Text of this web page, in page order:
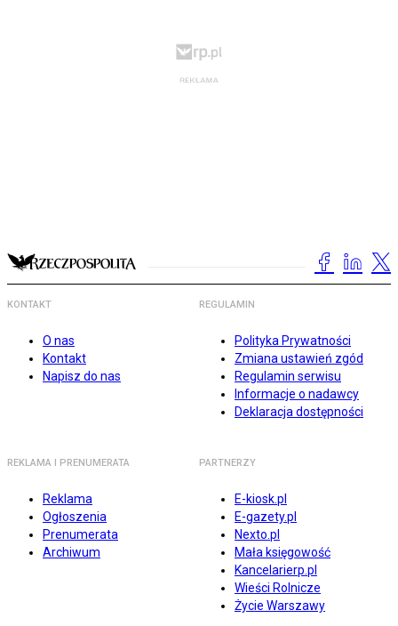
KONTAKT
O nas
Kontakt
Napisz do nas
REGULAMIN
Polityka Prywatności
Zmiana ustawień zgód
Regulamin serwisu
Informacje o nadawcy
Deklaracja dostępności
REKLAMA I PRENUMERATA
Reklama
Ogłoszenia
Prenumerata
Archiwum
PARTNERZY
E-kiosk.pl
E-gazety.pl
Nexto.pl
Mała księgowość
Kancelarierp.pl
Wieści Rolnicze
Życie Warszawy